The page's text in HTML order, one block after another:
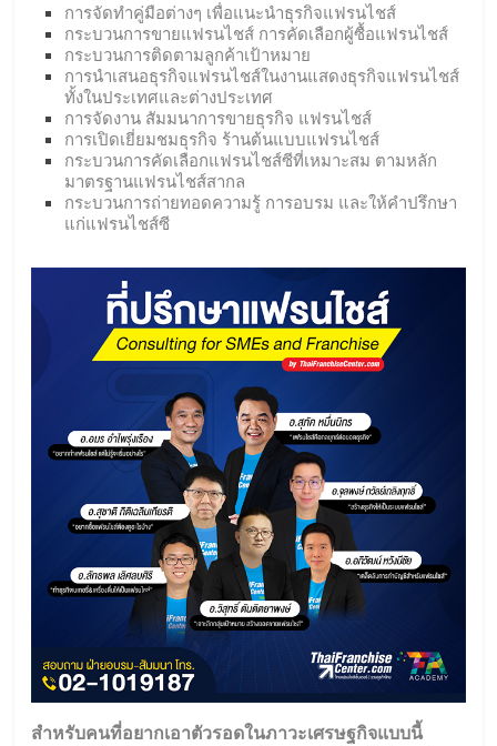
การจัดทำคู่มือต่างๆ เพื่อแนะนำธุรกิจแฟรนไชส์
กระบวนการขายแฟรนไชส์ การคัดเลือกผู้ซื้อแฟรนไชส์
กระบวนการติดตามลูกค้าเป้าหมาย
การนำเสนอธุรกิจแฟรนไชส์ในงานแสดงธุรกิจแฟรนไชส์
ทั้งในประเทศและต่างประเทศ
การจัดงาน สัมมนาการขายธุรกิจ แฟรนไชส์
การเปิดเยี่ยมชมธุรกิจ ร้านต้นแบบแฟรนไชส์
กระบวนการคัดเลือกแฟรนไชส์ซีที่เหมาะสม ตามหลัก
มาตรฐานแฟรนไชส์สากล
กระบวนการถ่ายทอดความรู้ การอบรม และให้คำปรึกษา
แก่แฟรนไชส์ซี
สำหรับคนที่อยากเอาตัวรอดในภาวะเศรษฐกิจแบบนี้